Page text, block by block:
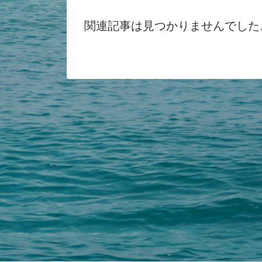
関連記事は見つかりませんでし